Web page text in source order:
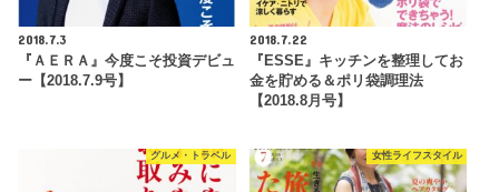
2018.7.3
『ＡＥＲＡ』今度こそ投資デビュ
ー【2018.7.9号】
2018.7.22
『ESSE』キッチンを整理してお
金を貯める＆ポリ袋調理法
【2018.8月号】
グルメ・トラベル 女性ライフスタイル